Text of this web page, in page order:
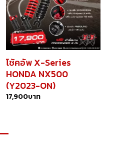
โช้คอัพ X-Series
HONDA NX500
(Y2023-ON)
17,900บาท